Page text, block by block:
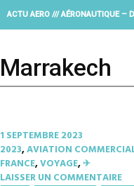
ACTU AERO /// AÉRONAUTIQUE –
Marrakech
1 SEPTEMBRE 2023
2023,AVIATION
FRANCE,VOYAGE,✈︎
LAISSER UN COMMENTAIRE